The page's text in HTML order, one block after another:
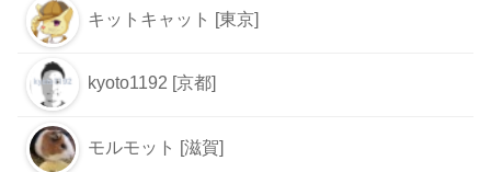
キットキャット [東京]
kyoto1192 [京都]
モルモット [滋賀]